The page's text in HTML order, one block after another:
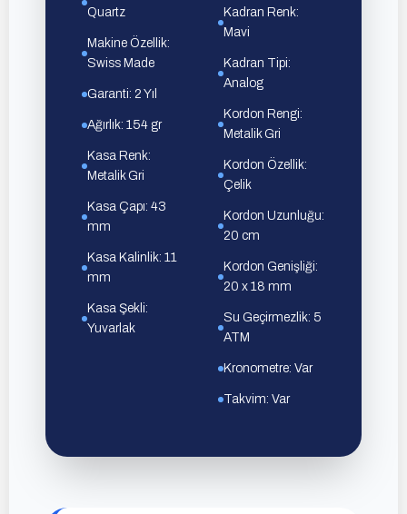
Quartz
Makine Özellik:
Swiss Made
Garanti: 2 Yıl
Ağırlık: 154 gr
Kasa Renk:
Metalik Gri
Kasa Çapı: 43
mm
Kasa Kalinlik: 11
mm
Kasa Şekli:
Yuvarlak
Kadran Renk:
Mavi
Kadran Tipi:
Analog
Kordon Rengi:
Metalik Gri
Kordon Özellik:
Çelik
Kordon Uzunluğu:
20 cm
Kordon Genişliği:
20 x 18 mm
Su Geçirmezlik: 5
ATM
Kronometre: Var
Takvim: Var